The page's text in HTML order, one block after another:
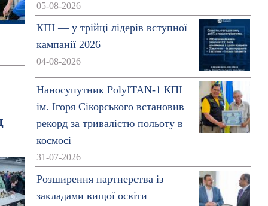
05-08-2026
КПІ — у трійці лідерів вступної
кампанії 2026
04-08-2026
Наносупутник PolyITAN-1 КПІ
ім. Ігоря Сікорського встановив
рекорд за тривалістю польоту в
космосі
31-07-2026
Розширення партнерства із
закладами вищої освіти